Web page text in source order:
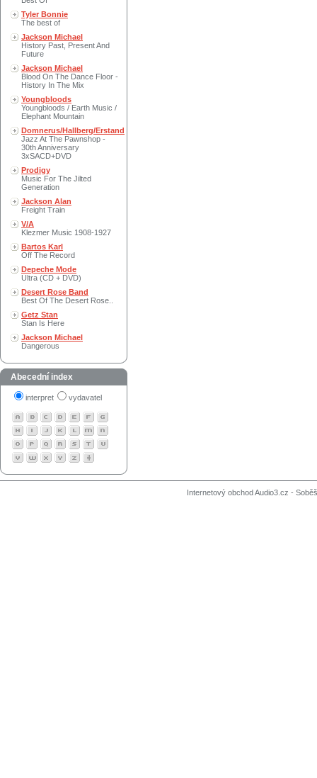
Tyler Bonnie
The best of
Jackson Michael
History Past, Present And
Future
Jackson Michael
Blood On The Dance Floor -
History In The Mix
Youngbloods
Youngbloods / Earth Music /
Elephant Mountain
Domnerus/Hallberg/Erstand
Jazz At The Pawnshop -
30th Anniversary
3xSACD+DVD
Prodigy
Music For The Jilted
Generation
Jackson Alan
Freight Train
V/A
Klezmer Music 1908-1927
Bartos Karl
Off The Record
Depeche Mode
Ultra (CD + DVD)
Desert Rose Band
Best Of The Desert Rose..
Getz Stan
Stan Is Here
Jackson Michael
Dangerous
Abecední index
interpret vydavatel
Internetový obchod Audio3.cz -